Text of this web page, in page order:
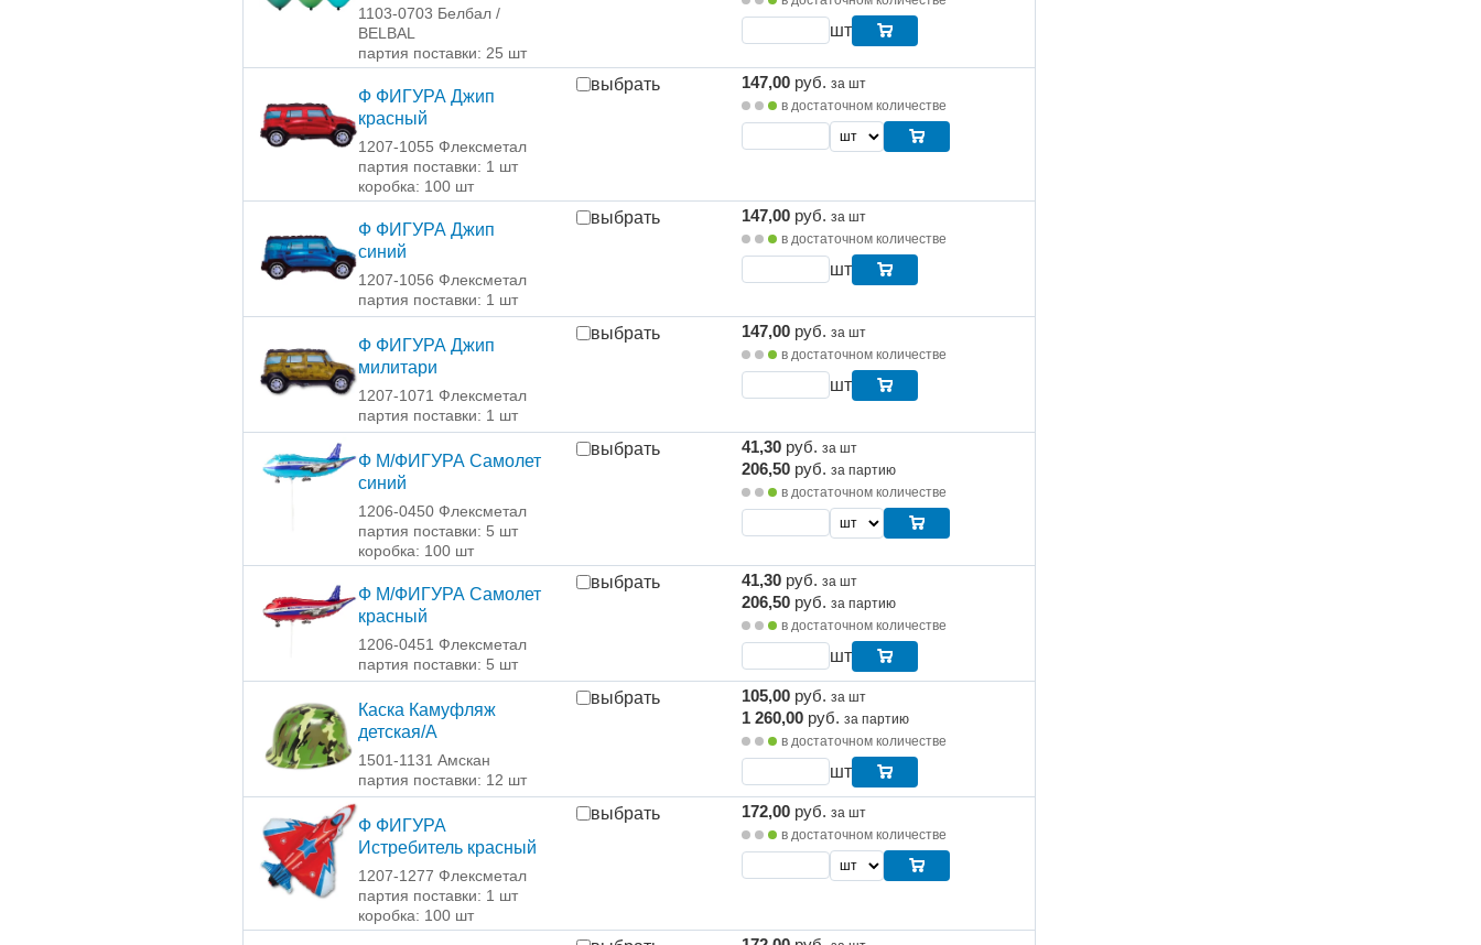
1103-0703 Белбал /
BELBAL
партия поставки: 25 шт
шт
Ф ФИГУРА Джип
красный
1207-1055 Флексметал
партия поставки: 1 шт
коробка: 100 шт
выбрать 147,00 руб. за шт
в достаточном количестве
Ф ФИГУРА Джип
синий
1207-1056 Флексметал
партия поставки: 1 шт
выбрать 147,00 руб. за шт
в достаточном количестве
шт
Ф ФИГУРА Джип
милитари
1207-1071 Флексметал
партия поставки: 1 шт
выбрать 147,00 руб. за шт
в достаточном количестве
шт
Ф М/ФИГУРА Самолет
синий
1206-0450 Флексметал
партия поставки: 5 шт
коробка: 100 шт
выбрать 41,30 руб. за шт
206,50 руб. за партию
в достаточном количестве
Ф М/ФИГУРА Самолет
красный
1206-0451 Флексметал
партия поставки: 5 шт
выбрать 41,30 руб. за шт
206,50 руб. за партию
в достаточном количестве
шт
Каска Камуфляж
детская/А
1501-1131 Амскан
партия поставки: 12 шт
выбрать 105,00 руб. за шт
1 260,00 руб. за партию
в достаточном количестве
шт
Ф ФИГУРА
Истребитель красный
1207-1277 Флексметал
партия поставки: 1 шт
коробка: 100 шт
выбрать 172,00 руб. за шт
в достаточном количестве